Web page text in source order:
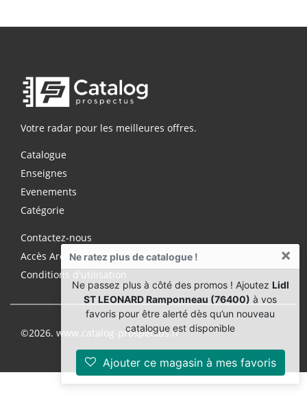
Ne ratez plus de catalogue ! ×
Ne passez plus à côté des promos ! Ajoutez Lidl
ST LEONARD Ramponneau (76400) à vos
favoris pour être alerté dès qu’un nouveau
catalogue est disponible
Ajouter ce magasin à mes favoris
Votre radar pour les meilleures offres.
Catalogue
Enseignes
Evenements
Catégorie
Contactez-nous
Accès Archives Premium
Conditions d'utilisation
©2026. www.catalog-prospectus.fr